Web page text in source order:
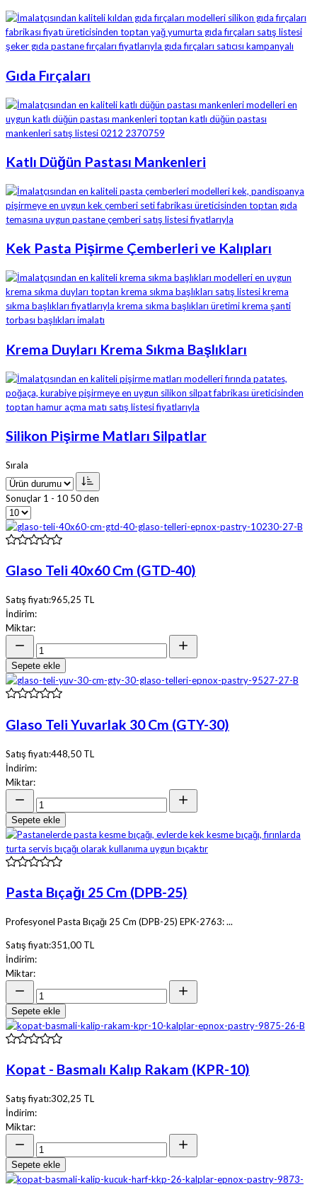
Gıda Fırçaları
Katlı Düğün Pastası Mankenleri
Kek Pasta Pişirme Çemberleri ve Kalıpları
Krema Duyları Krema Sıkma Başlıkları
Silikon Pişirme Matları Silpatlar
Sırala
Sonuçlar 1 - 10 50 den
Glaso Teli 40x60 Cm (GTD-40)
Satış fiyatı:965,25 TL
İndirim:
Miktar:
Sepete ekle
Glaso Teli Yuvarlak 30 Cm (GTY-30)
Satış fiyatı:448,50 TL
İndirim:
Miktar:
Sepete ekle
Pasta Bıçağı 25 Cm (DPB-25)
Profesyonel Pasta Bıçağı 25 Cm (DPB-25) EPK-2763: ...
Satış fiyatı:351,00 TL
İndirim:
Miktar:
Sepete ekle
Kopat - Basmalı Kalıp Rakam (KPR-10)
Satış fiyatı:302,25 TL
İndirim:
Miktar:
Sepete ekle